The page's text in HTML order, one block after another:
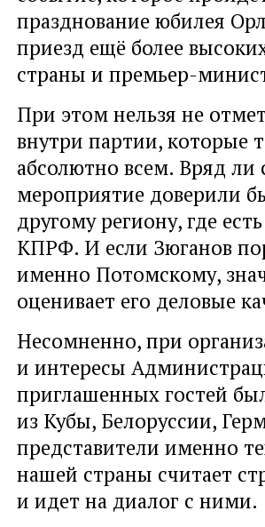
празднование юбилея
приезд ещё более
страны и премьер-
При этом нельзя не
внутри партии, которые
абсолютно всем. Вряд ли
мероприятие доверили
другому региону, где
КПРФ. И если Зюганов
именно Потомскому,
оценивает его деловые
Несомненно, при
и интересы
приглашенных гостей
из Кубы, Белоруссии,
представители именно
нашей страны считает
и идет на диалог с ними.